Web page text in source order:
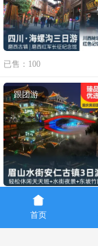
已售：100
跟团游
已售：53
首页